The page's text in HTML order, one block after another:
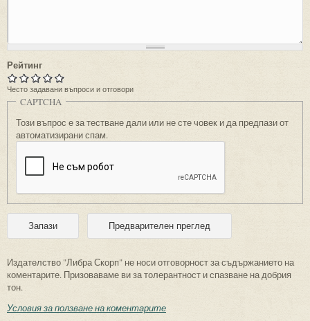
Рейтинг
Често задавани въпроси и отговори
CAPTCHA
Този въпрос е за тестване дали или не сте човек и да предпази от
автоматизирани спам.
Издателство "Либра Скорп" не носи отговорност за съдържанието на
коментарите. Призоваваме ви за толерантност и спазване на добрия
тон.
Условия за ползване на коментарите